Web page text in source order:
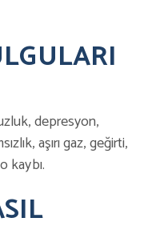
depresyon,
aşırı gaz, geğirti,
kaybı.